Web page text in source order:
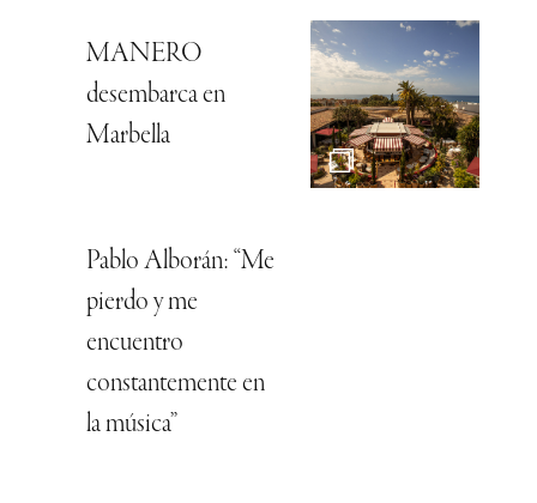
MANERO
desembarca en
Marbella
Pablo Alborán: “Me
pierdo y me
encuentro
constantemente en
la música”